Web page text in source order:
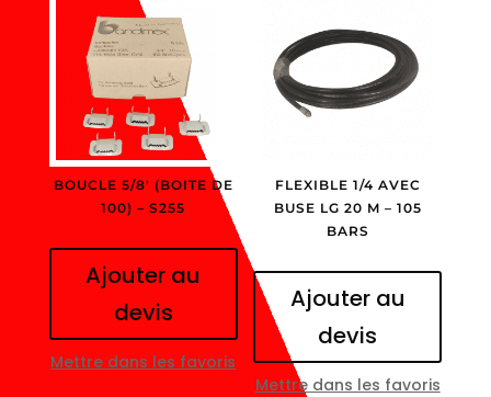
BOUCLE 5/8′ (BOITE DE
100) – S255
Ajouter au
devis
Mettre dans les favoris
FLEXIBLE 1/4 AVEC
BUSE LG 20 M – 105
BARS
Ajouter au
devis
Mettre dans les favoris